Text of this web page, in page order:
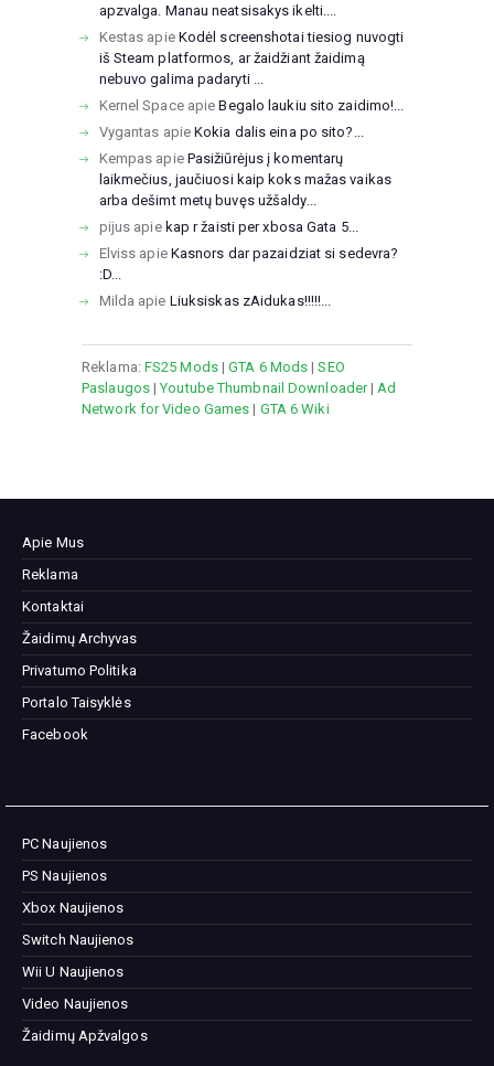
apzvalga. Manau neatsisakys ikelti....
Kestas apie Kodėl screenshotai tiesiog nuvogti
iš Steam platformos, ar žaidžiant žaidimą
nebuvo galima padaryti ...
Kernel SpaceapieBegalo laukiu sito zaidimo!...
Vygantas apieKokia dalis eina po sito?...
Kempas apie Pasižiūrėjus į komentarų
laikmečius, jaučiuosi kaip koks mažas vaikas
arba dešimt metų buvęs užšaldy...
pijus apie kap r žaisti per xbosa Gata 5...
Elviss apie Kasnors dar pazaidziat si sedevra?
:D...
Milda apie Liuksiskas zAidukas!!!!!...
Reklama: FS25 Mods|GTA 6 Mods |SEO
Paslaugos|Youtube Thumbnail Downloader| Ad
Network for Video Games | GTA 6 Wiki
Apie Mus
Reklama
Kontaktai
Žaidimų Archyvas
Privatumo Politika
Portalo Taisyklės
Facebook
PC Naujienos
PS Naujienos
Xbox Naujienos
Switch Naujienos
Wii U Naujienos
Video Naujienos
Žaidimų Apžvalgos